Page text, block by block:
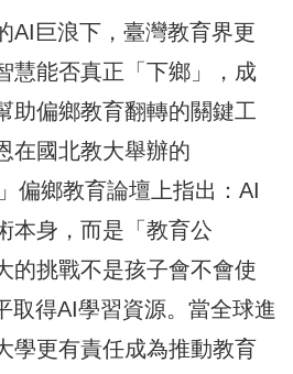
AI巨浪下，臺灣教育界更
慧能否真正「下鄉」，成
助偏鄉教育翻轉的關鍵工
在國北教大舉辦的
偏鄉教育論壇上指出：AI
本身，而是「教育公
的挑戰不是孩子會不會使
取得AI學習資源。當全球進
學更有責任成為推動教育